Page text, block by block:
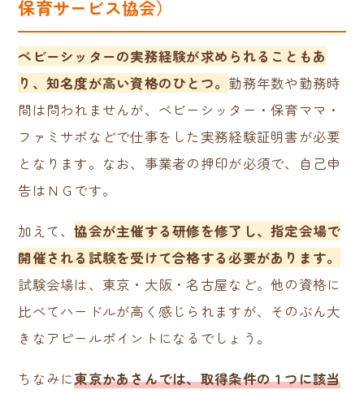
保育サービス協会）
ベビーシッターの実務経験が求められることもあ
り、知名度が高い資格のひとつ。 勤務年数や勤務時
間は問われませんが、ベビーシッター・保育ママ・
ファミサポなどで仕事をした実務経験証明書が必要
となります。なお、事業者の押印が必須で、自己申
告はＮＧです。
加えて、協会が主催する研修を修了し、指定会場で
開催される試験を受けて合格する必要があります。
試験会場は、東京・大阪・名古屋など。他の資格に
比べてハードルが高く感じられますが、そのぶん大
きなアピールポイントになるでしょう。
ちなみに東京かあさんでは、取得条件の１つに該当